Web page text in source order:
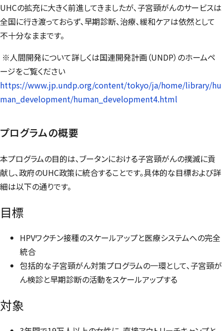
UHCの拡充に大きく前進してきましたが、子宮頸がんのサービスは
全国に行き渡っておらず、早期診断、治療、緩和ケアは依然として
不十分なままです。
※人間開発について詳しくは国連開発計画（UNDP）のホームペ
ージをご覧ください
https://www.jp.undp.org/content/tokyo/ja/home/library/hu
man_development/human_development4.html
プログラムの概要
本プログラムの目的は、ブータンにおける子宮頸がんの撲滅に貢
献し、政府のUHC政策に統合することです。具体的な目標および詳
細は以下の通りです。
目標
HPVワクチン接種のスケールアップと医療システムへの完全
統合
包括的な子宮頸がん対策プログラムの一環として、子宮頸が
ん検診と早期診断の活動をスケールアップする
対象